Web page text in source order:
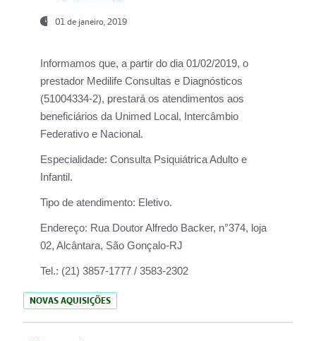
01 de janeiro, 2019
Informamos que, a partir do dia 01/02/2019, o
prestador Medilife Consultas e Diagnósticos
(51004334-2), prestará os atendimentos aos
beneficiários da Unimed Local, Intercâmbio
Federativo e Nacional.
Especialidade: Consulta Psiquiátrica Adulto e
Infantil.
Tipo de atendimento: Eletivo.
Endereço: Rua Doutor Alfredo Backer, n°374, loja
02, Alcântara, São Gonçalo-RJ
Tel.: (21) 3857-1777 / 3583-2302
NOVAS AQUISIÇÕES